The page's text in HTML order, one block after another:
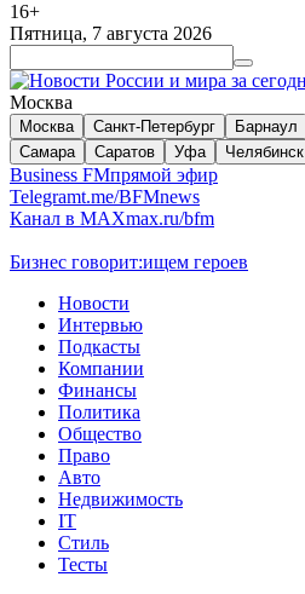
16+
Пятница, 7 августа 2026
Москва
Москва Санкт-Петербург Барнаул
Самара
Саратов Уфа Челябинск
Business FMпрямой эфир
Telegramt.me/BFMnews
Канал в MAXmax.ru/bfm
Бизнес говорит:ищем героев
Новости
Интервью
Подкасты
Компании
Финансы
Политика
Общество
Право
Авто
Недвижимость
IT
Стиль
Тесты